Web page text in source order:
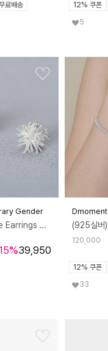
료배송
12% 쿠폰
5
Gender
Silver Flare Earrings 실버 플레어 이어링
%39,950
Dmoment
120,000
12% 쿠폰
33